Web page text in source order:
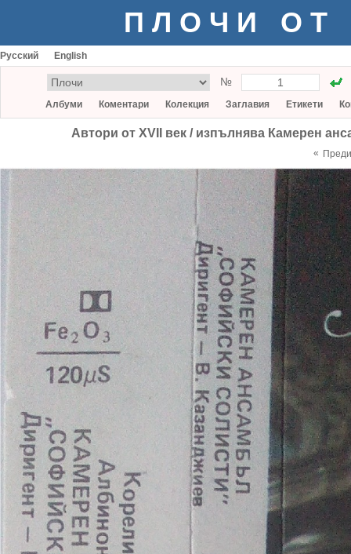
ПЛОЧИ ОТ
Русский English
№
Албуми Коментари Колекция Заглавия Етикети
Автори от XVII век / изпълнява Камерен
«